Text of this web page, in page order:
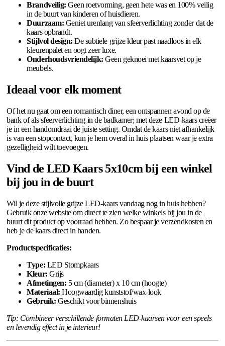
Brandveilig: Geen roetvorming, geen hete was en 100% veilig
in de buurt van kinderen of huisdieren.
Duurzaam: Geniet urenlang van sfeerverlichting zonder dat de
kaars opbrandt.
Stijlvol design: De subtiele grijze kleur past naadloos in elk
kleurenpalet en oogt zeer luxe.
Onderhoudsvriendelijk: Geen geknoei met kaarsvet op je
meubels.
Ideaal voor elk moment
Of het nu gaat om een romantisch diner, een ontspannen avond op de
bank of als sfeerverlichting in de badkamer; met deze LED-kaars creëer
je in een handomdraai de juiste setting. Omdat de kaars niet afhankelijk
is van een stopcontact, kun je hem overal in huis plaatsen waar je extra
gezelligheid wilt toevoegen.
Vind de LED Kaars 5x10cm bij een winkel
bij jou in de buurt
Wil je deze stijlvolle grijze LED-kaars vandaag nog in huis hebben?
Gebruik onze website om direct te zien welke winkels bij jou in de
buurt dit product op voorraad hebben. Zo bespaar je verzendkosten en
heb je de kaars direct in handen.
Productspecificaties:
Type: LED Stompkaars
Kleur: Grijs
Afmetingen: 5 cm (diameter) x 10 cm (hoogte)
Materiaal: Hoogwaardig kunststof/wax-look
Gebruik: Geschikt voor binnenshuis
Tip: Combineer verschillende formaten LED-kaarsen voor een speels
en levendig effect in je interieur!